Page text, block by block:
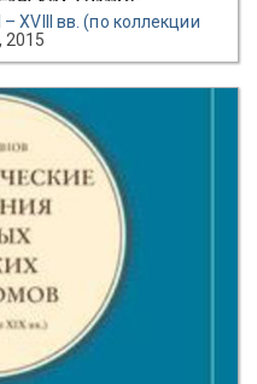
XVIII вв. (по коллекции
, 2015